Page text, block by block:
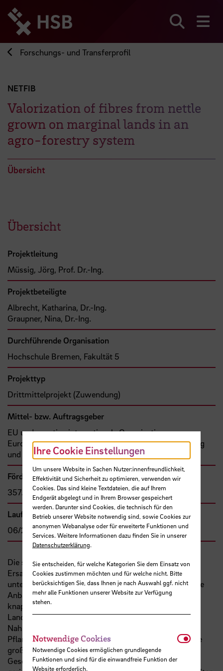
zum
Seiteninhalt
springen
Forschungs- und Transferprofil
NETFIB
Valorization of fibres from nettle
grown on marginal lands in an
agro-forestry system
Übersicht
Übersicht
Projektleitung
Müssig, Jörg, Prof. Dr.-Ing.
Projektbeteiligte
Albrecht, Katharina, Dr.-Ing.
Graupner, Nina, Dr.-Ing.
Durchführende Organisation
Hochschule Bremen, Fakultät 5
Projekttyp
Drittmittelprojekt (Zuwendung)
Mittel- bzw. Auftragsgeber
EU und sonstige internationale Organisationen,
Europäische Union und Bundesministerium für Bildung
und Forschung (EU/BMBF)
Förder- bzw. Auftragssumme
357.367,00 €
Laufzeit
06/2019 - 03/2023
Die steigende Nachfrage nach pflanzlichen Fasern als
Ersatz für industriell geschaffene Fasern in
unterschiedlichen Produkten können nur durch größere
Anbauflächen realisiert werden. Land ist jedoch eine
knappe Ressource und es entsteht ein zunehmender
Landnutzungskonflikt zwischen der
Nahrungsmittelproduktion und der Produktion von
Pflanzen außerhalb der Nahrungsmittelproduktion. Die
große Brennnessel (Urtica dioica) hat eine lange
Geschichte als Faserpflanze, wird aber aktuell nur in
Ihre Cookie Einstellungen
Um unsere Website in Sachen Nutzer:innenfreundlichkeit,
Effektivität und Sicherheit zu optimieren, verwenden wir
Cookies. Das sind kleine Textdateien, die auf Ihrem
Endgerät abgelegt und in Ihrem Browser gespeichert
werden. Darunter sind Cookies, die technisch für den
Betrieb unserer Website notwendig sind, sowie Cookies zur
anonymen Webanalyse oder für erweiterte Funktionen und
Services. Weitere Informationen dazu finden Sie in unserer
Datenschutzerklärung.
Sie entscheiden, für welche Kategorien Sie dem Einsatz von
Cookies zustimmen möchten und für welche nicht. Bitte
berücksichtigen Sie, dass Ihnen je nach Auswahl ggf. nicht
mehr alle Funktionen unserer Website zur Verfügung
stehen.
Notwendige Cookies
Notwendige Cookies ermöglichen grundlegende
Funktionen und sind für die einwandfreie Funktion der
Website erforderlich.